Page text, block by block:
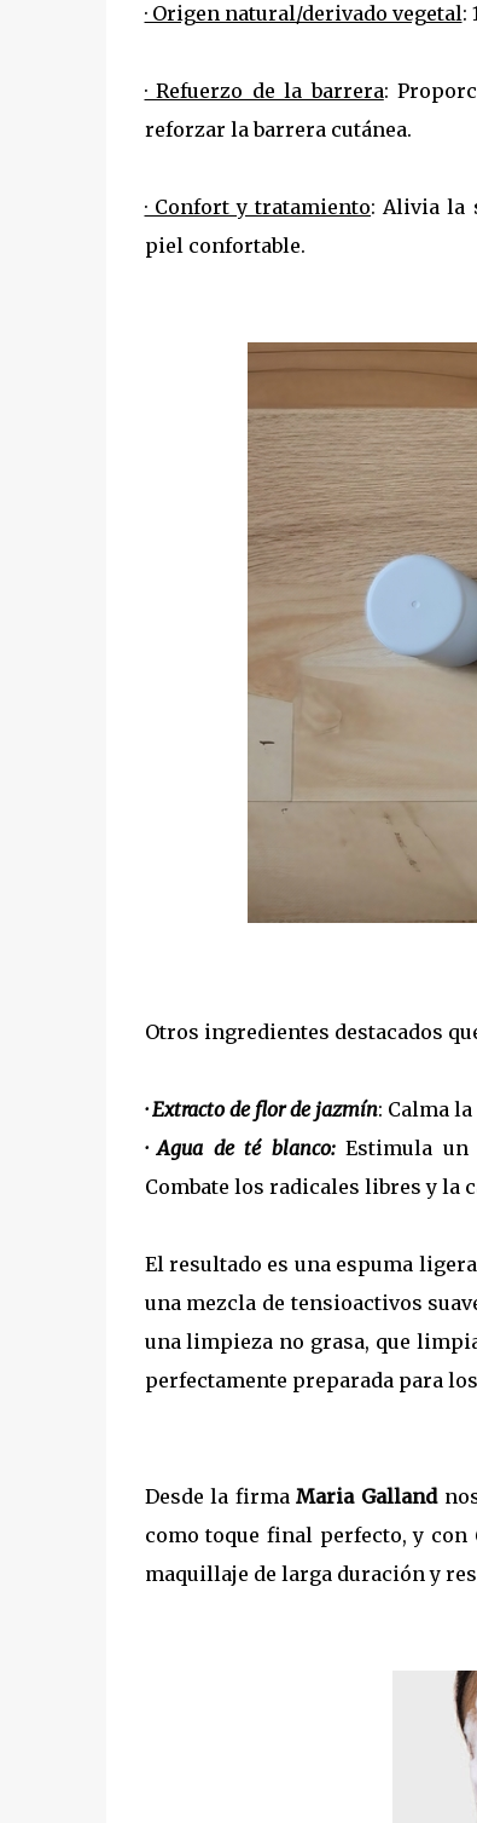
· Origen natural/derivado vegetal:
· Refuerzo de la barrera:
reforzar la barrera cutánea.
· Confort y tratamiento: Alivia la
piel confortable.
Otros ingredientes destacados
· Extracto de flor de jazmín: Calma
· Agua de té blanco:Estimula
Combate los radicales libres y la
El resultado es una espuma
una mezcla de tensioactivos
una limpieza no grasa, que
perfectamente preparada para
Desde la firmaMaria Galland
como toque final perfecto, y con
maquillaje de larga duración y